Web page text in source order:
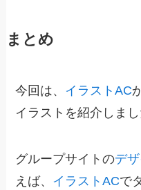
まとめ
今回は、 イラストAC
イラストを紹介しまし
グループサイトのデ
えば、 イラストACで